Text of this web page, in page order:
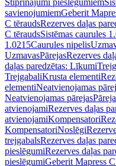
Stiprinājumi pieslēgumiem
savienojumiemGeberit
C tēraudsRezerves daļas
C tēraudsSistēmas caurules
1.0215Caurules nipelis
UzmavasPārejasRezerves
daļas paredzētas: Līkumi
TrejgabaliKrusta elementi
elementiNeatvienojamas
Neatvienojamas pārejas
atvienojamiRezerves daļas
atvienojamiKompensatori
KompensatoriNoslēgi
trejgabalsRezerves daļas
pieslēgumiRezerves daļas
pieslēgumiGeberit Mapress